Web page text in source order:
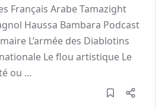
Français Arabe Tamazight
Haussa Bambara Podcast
L’armée des Diablotins
Le flou artistique Le
ou …